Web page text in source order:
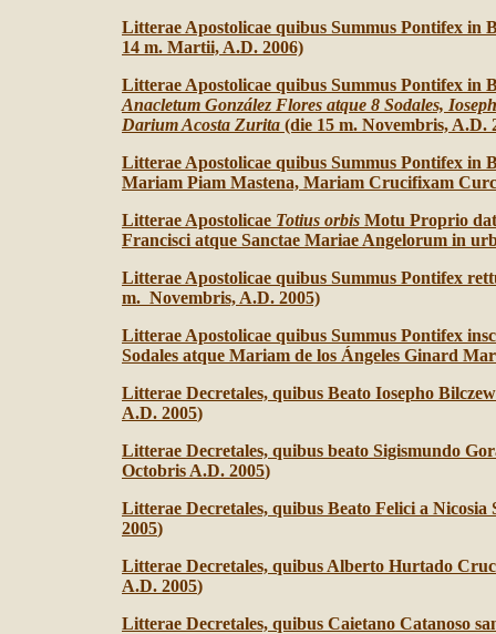
Litterae Apostolicae quibus Summus Pontifex in
14 m. Martii, A.D. 2006)
Litterae Apostolicae quibus Summus Pontifex in
Anacletum González Flores atque 8 Sodales,
Darium Acosta Zurita (die 15 m. Novembris, A.D.
Litterae Apostolicae quibus Summus Pontifex
Mariam Piam Mastena, Mariam Crucifixam
Litterae Apostolicae Totius orbis Motu Proprio
Francisci atque Sanctae Mariae Angelorum in
Litterae Apostolicae quibus Summus Pontifex
m. Novembris, A.D. 2005)
Litterae Apostolicae quibus Summus Pontifex
Sodales atque Mariam de los Ángeles Ginard
Litterae Decretales, quibus Beato Iosepho
A.D. 2005)
Litterae Decretales, quibus beato Sigismundo
Octobris A.D. 2005)
Litterae Decretales, quibus Beato Felici a
2005)
Litterae Decretales, quibus Alberto Hurtado
A.D. 2005)
Litterae Decretales, quibus Caietano Catanoso